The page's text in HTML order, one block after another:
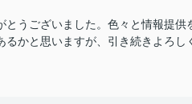
とうございました。色々と情報提供
るかと思いますが、引き続きよろし